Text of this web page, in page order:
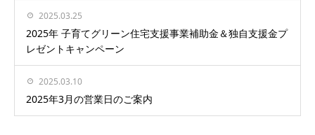
2025.03.25
2025年 子育てグリーン住宅支援事業補助金＆独自支援金プ
レゼントキャンペーン
2025.03.10
2025年3月の営業日のご案内